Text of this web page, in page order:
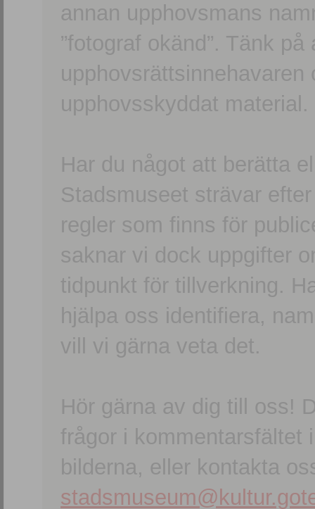
annan upphovsmans
”fotograf okänd”. Tänk
upphovsskyddat material.
Har du något att berätta
Stadsmuseet strävar
regler som finns för
saknar vi dock uppgifter
tidpunkt för tillverkning.
hjälpa oss identifiera,
vill vi gärna veta det.
Hör gärna av dig till oss!
frågor i kommentarsfältet
bilderna, eller kontakta